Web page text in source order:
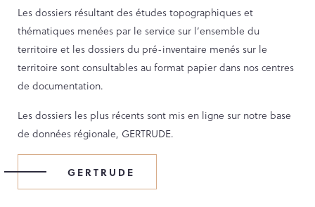
Agenda
Ressources
NOS CENTRES DE DOCUMENTATION
NOS EXPOSITIONS
PATRIMOINE
Les dossiers résultant des études topographiques et
thématiques menées par le service sur l’ensemble du
territoire et les dossiers du pré-inventaire menés sur le
territoire sont consultables au format papier dans nos centres
de documentation.
Les dossiers les plus récents sont mis en ligne sur notre base
de données régionale, GERTRUDE.
GERTRUDE